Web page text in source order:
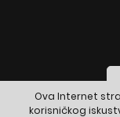
Ova Internet
korisničkog